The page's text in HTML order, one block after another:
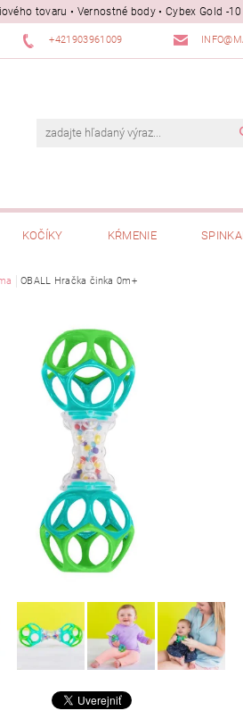
tovaru • Vernostné body • Cybex Gold -10
+421903961009
KOČÍKY KŔMENIE
OBALL Hračka činka 0m+